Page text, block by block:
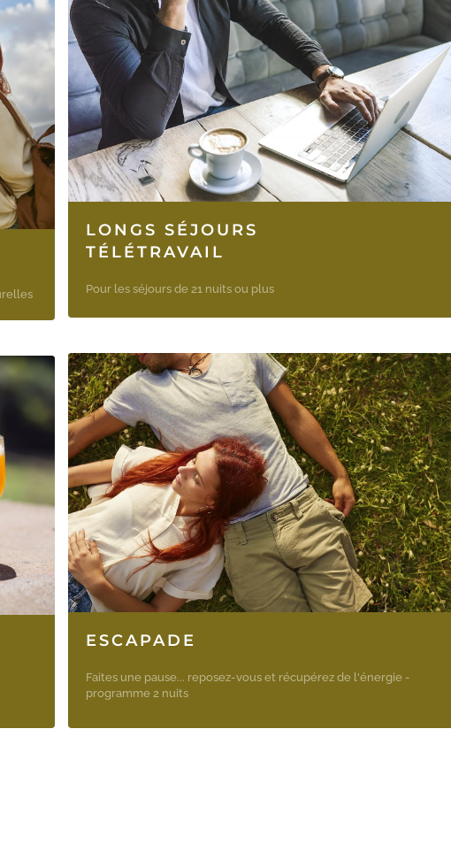
LONGS SÉJOURS
TÉLÉTRAVAIL
Pour les séjours de 21 nuits ou plus
ESCAPADE
Faites une pause... reposez-vous et récupérez de l'énergie -
programme 2 nuits